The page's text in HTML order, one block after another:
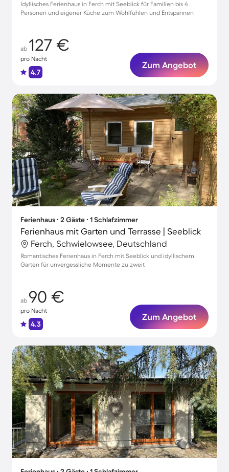
Idyllisches Ferienhaus in Ferch mit Seeblick für Familien bis 4
Personen und eigener Küche zum Wohlfühlen und Entspannen
ab 127 €
pro Nacht
4.7
Zum Angebot
Ferienhaus ∙ 2 Gäste ∙ 1 Schlafzimmer
Ferienhaus mit Garten und Terrasse | Seeblick
Ferch, Schwielowsee, Deutschland
Romantisches Ferienhaus in Ferch mit Seeblick und idyllischem
Garten für unvergessliche Momente zu zweit
ab 90 €
pro Nacht
4.3
Zum Angebot